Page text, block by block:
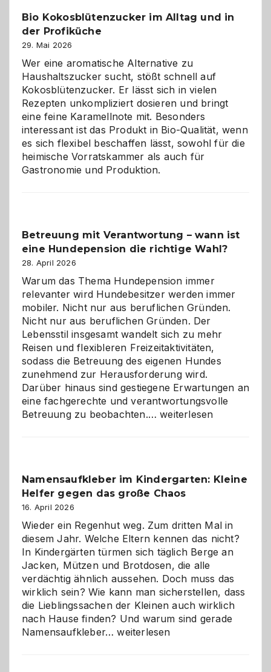
Gefahr
für
Hunde
im
eigenen
Zuhause
Bio Kokosblütenzucker im Alltag und in
der Profiküche
29. Mai 2026
Wer eine aromatische Alternative zu
Haushaltszucker sucht, stößt schnell auf
Kokosblütenzucker. Er lässt sich in vielen
Rezepten unkompliziert dosieren und bringt
eine feine Karamellnote mit. Besonders
interessant ist das Produkt in Bio-Qualität, wenn
es sich flexibel beschaffen lässt, sowohl für die
heimische Vorratskammer als auch für
Gastronomie und Produktion.
Betreuung mit Verantwortung – wann ist
eine Hundepension die richtige Wahl?
28. April 2026
Warum das Thema Hundepension immer
relevanter wird Hundebesitzer werden immer
mobiler. Nicht nur aus beruflichen Gründen.
Nicht nur aus beruflichen Gründen. Der
Lebensstil insgesamt wandelt sich zu mehr
Reisen und flexibleren Freizeitaktivitäten,
sodass die Betreuung des eigenen Hundes
zunehmend zur Herausforderung wird.
Darüber hinaus sind gestiegene Erwartungen an
eine fachgerechte und verantwortungsvolle
Betreuung zu beobachten.…Betreuung
ist
eine
die
richtige
Wahl?
weiterlesen
Namensaufkleber im Kindergarten: Kleine
Helfer gegen das große Chaos
16. April 2026
Wieder ein Regenhut weg. Zum dritten Mal in
diesem Jahr. Welche Eltern kennen das nicht?
In Kindergärten türmen sich täglich Berge an
Jacken, Mützen und Brotdosen, die alle
verdächtig ähnlich aussehen. Doch muss das
wirklich sein? Wie kann man sicherstellen, dass
die Lieblingssachen der Kleinen auch wirklich
nach Hause finden? Und warum sind gerade
Namensaufkleber…Namensaufkleber
weiterlesen